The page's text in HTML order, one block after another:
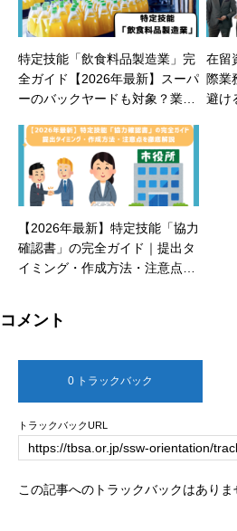
特定技能「飲食料品製造業」完
全ガイド【2026年最新】スーパ
ーのバックヤードも対象？業務
説
在留
際業
避け
【2026年最新】特定技能「協力
確認書」の完全ガイド｜提出タ
イミング・作成方法・注意点を
コメント
0 トラックバック
トラックバックURL
この記事へのトラックバックはありま